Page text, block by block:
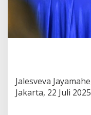
Jalesveva
Jakarta, 22 Juli